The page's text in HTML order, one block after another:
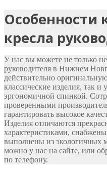
Особенности
кресла
У нас вы можете не только
руководителя в Нижнем
действительно
классические изделия, так и
эргономичной спинкой.
проверенными
гарантировать высокое
Изделия отличаются
характеристиками,
выполнены из экологичных
можно у нас на сайте, или
по телефону.